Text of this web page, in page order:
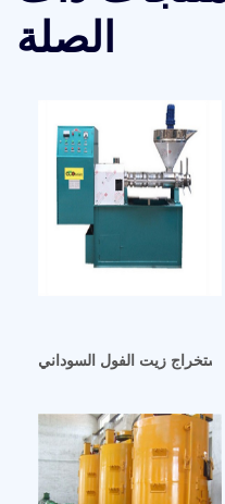
الصلة
زيت الفول السوداني